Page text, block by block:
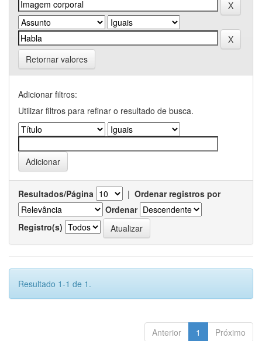
Retornar valores
Adicionar filtros:
Utilizar filtros para refinar o resultado de busca.
Resultados/Página | Ordenar registros por
Ordenar
Registro(s)
Resultado 1-1 de 1.
Anterior 1 Próximo